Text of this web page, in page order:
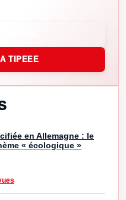
TIPEEE
en Allemagne : le
« écologique »